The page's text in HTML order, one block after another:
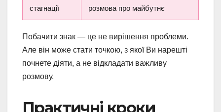
стагнації
розмова про майбутнє
Побачити знак — це не вирішення проблеми.
Але він може стати точкою, з якої Ви нарешті
почнете діяти, а не відкладати важливу
розмову.
Практичні кроки